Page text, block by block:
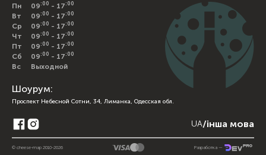
Пн 09 :00 - 17 :00
Вт 09 :00 - 17 :00
Ср 09 :00 - 17 :00
Чт 09 :00 - 17 :00
Пт 09 :00 - 17 :00
Сб 09 :00 - 17 :00
Вс Выходной
Шоурум:
Проспект Небесной Сотни, 34, Лиманка, Одесская обл.
UA/інша мова
© cheese-map 2010-2026 Разработка —